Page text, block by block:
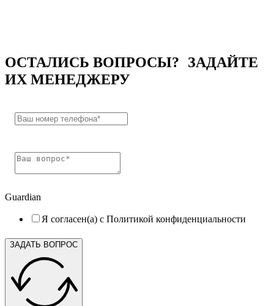
ОСТАЛИСЬ ВОПРОСЫ? ЗАДАЙТЕ
ИХ МЕНЕДЖЕРУ
Guardian
Я согласен(а) с Политикой конфиденциальности
ЗАДАТЬ ВОПРОС